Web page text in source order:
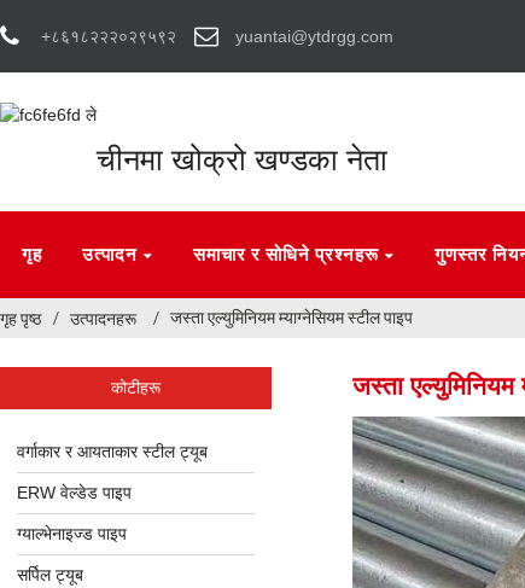
+८६१८२२२०२९५९२ yuantai@ytdrgg.com
चीनमा खोक्रो खण्डका नेता
गृह उत्पादन समाचार र सोधिने प्रश्नहरू गुणस्तर
गृह पृष्ठ उत्पादनहरू जस्ता एल्युमिनियम म्याग्नेसियम स्टील पाइप
कोटीहरू
वर्गाकार र आयताकार स्टील ट्यूब
ERW वेल्डेड पाइप
ग्याल्भेनाइज्ड पाइप
सर्पिल ट्यूब
जस्ता एल्युमिनियम